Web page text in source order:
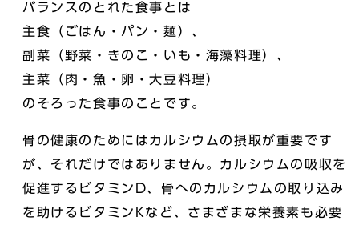
バランスのとれた食事とは
主食（ごはん・パン・麺）、
副菜（野菜・きのこ・いも・海藻料理）、
主菜（肉・魚・卵・大豆料理）
のそろった食事のことです。
骨の健康のためにはカルシウムの摂取が重要です
が、それだけではありません。カルシウムの吸収を
促進するビタミンD、骨へのカルシウムの取り込み
を助けるビタミンKなど、さまざまな栄養素も必要